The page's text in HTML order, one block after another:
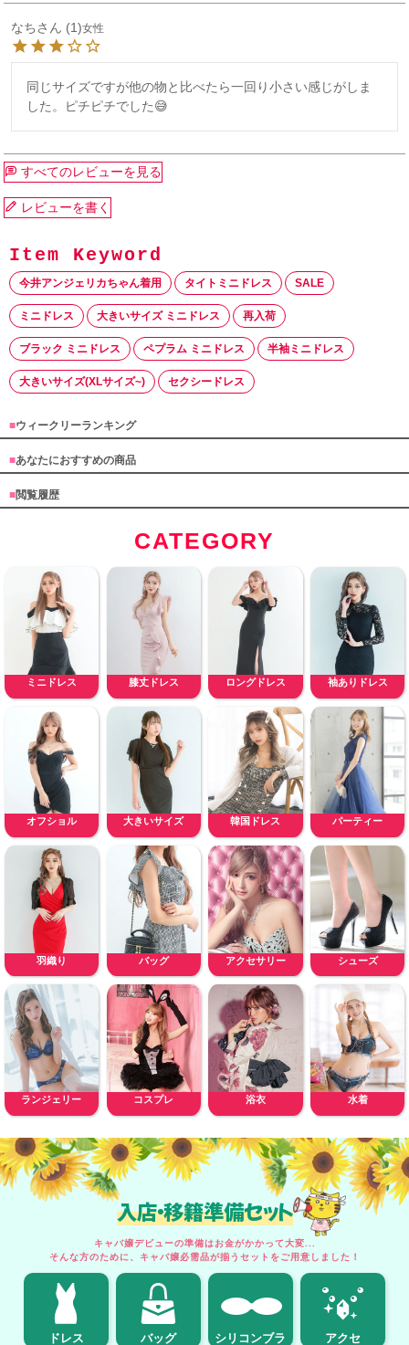
なち 1 女性
同じサイズですが他の物と比べたら一回り小さい感じがしま
すべてのレビューを見る
レビューを書く
今井アンジェリカちゃん着用 タイトミニドレス SALE
ミニドレス 大きいサイズ ミニドレス 再入荷
ブラック ミニドレス ペプラム ミニドレス 半袖ミニドレス
大きいサイズ(XLサイズ~) セクシードレス
■ウィークリーランキング
■あなたにおすすめの商品
■閲覧履歴
CATEGORY
ミニドレス 膝丈ドレス ロングドレス 袖ありドレス
オフショル 大きいサイズ 韓国ドレス パーティー
羽織り バッグ アクセサリー シューズ
ランジェリー コスプレ 浴衣 水着
入店・移籍準備セット
キャバ嬢デビューの準備はお金がかかって大変...
そんな方のために、キャバ嬢必需品が揃うセットをご用意しました！
ドレス バッグ シリコンブラ アクセ